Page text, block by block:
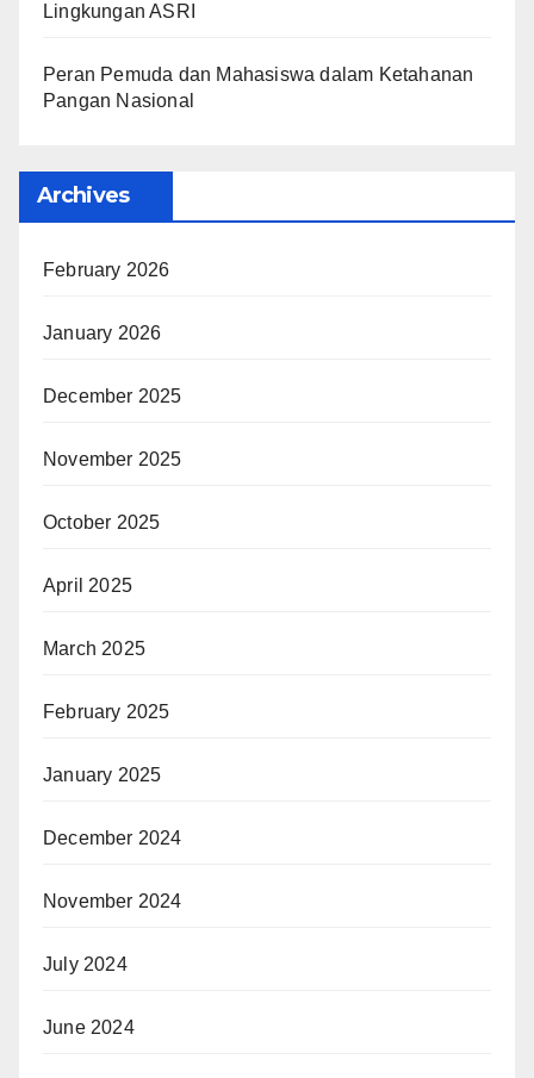
Lingkungan ASRI
Peran Pemuda dan Mahasiswa dalam Ketahanan
Pangan Nasional
Archives
February 2026
January 2026
December 2025
November 2025
October 2025
April 2025
March 2025
February 2025
January 2025
December 2024
November 2024
July 2024
June 2024